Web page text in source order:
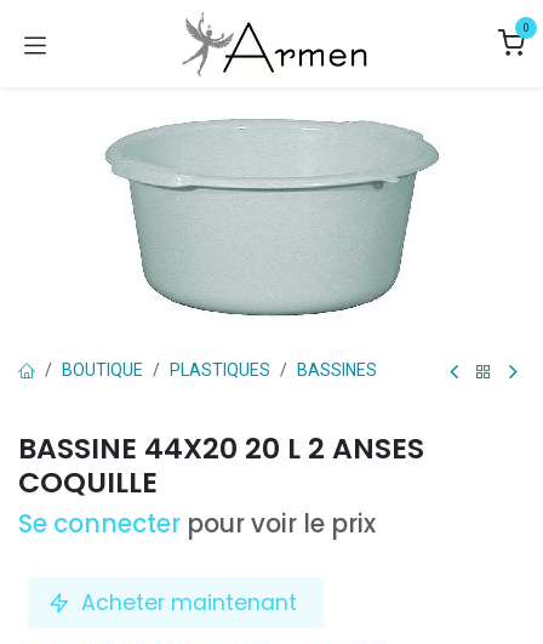
0
BOUTIQUE PLASTIQUES BASSINES
BASSINE 44X20 20 L 2 ANSES
COQUILLE
Se connecter pour voir le prix
Acheter maintenant